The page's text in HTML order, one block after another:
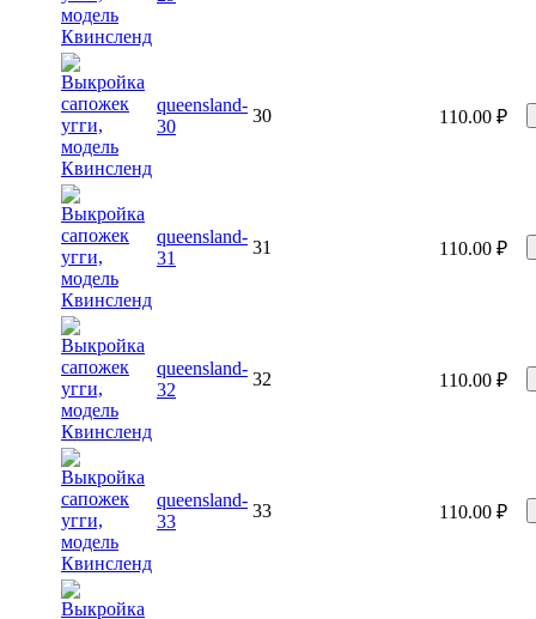
queensland-
30
30 110.00 ₽
queensland-
31
31 110.00 ₽
queensland-
32
32 110.00 ₽
queensland-
33
33 110.00 ₽